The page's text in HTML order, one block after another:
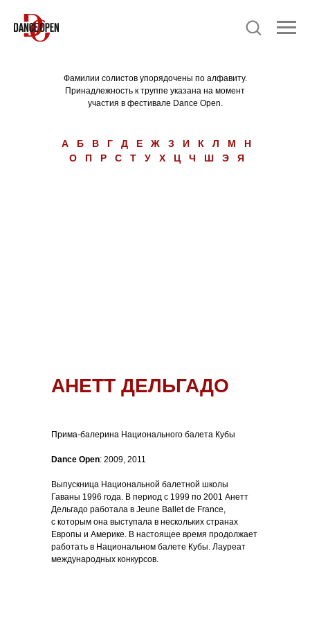
Фамилии солистов упорядочены по алфавиту.
Принадлежность к труппе указана на момент
участия в фестивале Dance Open.
А Б В Г Д Е Ж З И К Л М
Н
О
П Р С Т У Х Ц Ч Ш Э Я
АНЕТТ ДЕЛЬГАДО
Прима-балерина Национального балета Кубы
Dance Open: 2009, 2011
Выпускница Национальной балетной школы
Гаваны 1996 года. В период с 1999 по 2001 Анетт
Дельгадо работала в Jeune Ballet de France,
с которым она выступала в нескольких странах
Европы и Америке. В настоящее время продолжает
работать в Национальном балете Кубы. Лауреат
международных конкурсов.